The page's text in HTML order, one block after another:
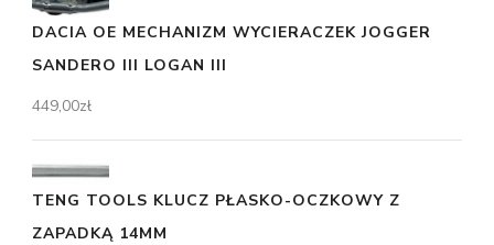
DACIA OE MECHANIZM WYCIERACZEK JOGGER
SANDERO III LOGAN III
449,00zł
TENG TOOLS KLUCZ PŁASKO-OCZKOWY Z
ZAPADKĄ 14MM